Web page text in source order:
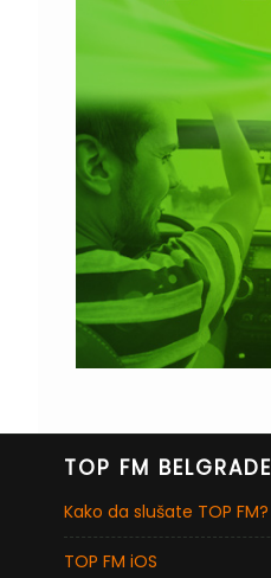
TOP FM BELGRADE
Kako da slušate TOP FM?
TOP FM iOS